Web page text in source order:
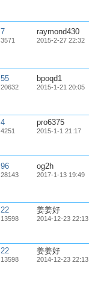
7
3571
raymond430
2015-2-27 22:32
55
20632
bpoqd1
2015-1-21 20:05
4
4251
pro6375
2015-1-1 21:17
96
28143
og2h
2017-1-13 19:49
22
13598
姜姜好
2014-12-23 22:13
22
13598
姜姜好
2014-12-23 22:13